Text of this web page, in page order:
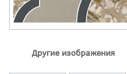
Другие изображения